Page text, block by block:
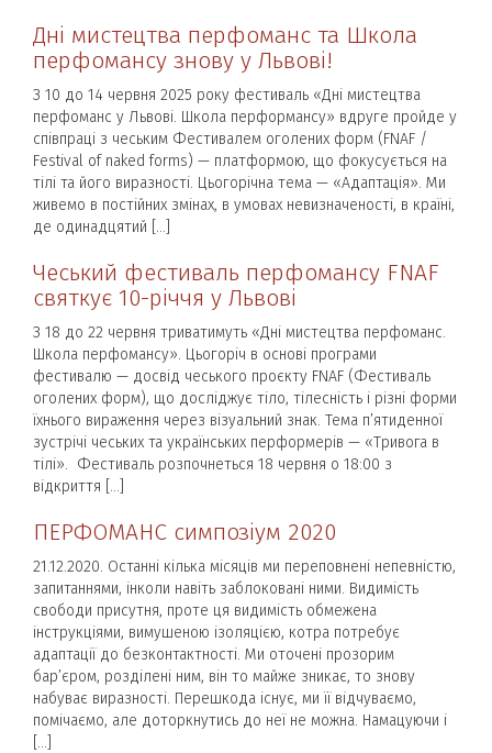
Дні мистецтва перфоманс та Школа
перфомансу знову у Львові!
З 10 до 14 червня 2025 року фестиваль «Дні мистецтва
перфоманс у Львові. Школа перформансу» вдруге пройде у
співпраці з чеським Фестивалем оголених форм (FNAF /
Festival of naked forms) — платформою, що фокусується на
тілі та його виразності. Цьогорічна тема — «Адаптація». Ми
живемо в постійних змінах, в умовах невизначеності, в країні,
де одинадцятий […]
Чеський фестиваль перфомансу FNAF
святкує 10-річчя у Львові
З 18 до 22 червня триватимуть «Дні мистецтва перфоманс.
Школа перфомансу». Цьогоріч в основі програми
фестивалю — досвід чеського проєкту FNAF (Фестиваль
оголених форм), що досліджує тіло, тілесність і різні форми
їхнього вираження через візуальний знак. Тема п’ятиденної
зустрічі чеських та українських перформерів — «Тривога в
тілі». Фестиваль розпочнеться 18 червня о 18:00 з
відкриття […]
ПЕРФОМАНС симпозіум 2020
21.12.2020. Останні кілька місяців ми переповнені непевністю,
запитаннями, інколи навіть заблоковані ними. Видимість
свободи присутня, проте ця видимість обмежена
інструкціями, вимушеною ізоляцією, котра потребує
адаптації до безконтактності. Ми оточені прозорим
бар’єром, розділені ним, він то майже зникає, то знову
набуває виразності. Перешкода існує, ми її відчуваємо,
помічаємо, але доторкнутись до неї не можна. Намацуючи і
[…]